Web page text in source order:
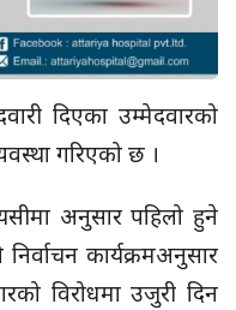
दिएका उम्मेदवारको
गरिएको छ ।
अनुसार पहिलो हुने
निर्वाचन कार्यक्रमअनुसार
विरोधमा उजुरी दिन